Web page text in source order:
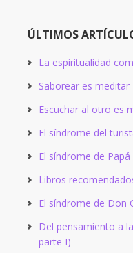
ÚLTIMOS
La espiritualidad
Saborear es meditar
Escuchar al otro es
El síndrome del
El síndrome de
Libros
El síndrome de Don
Del pensamiento a
parte I)